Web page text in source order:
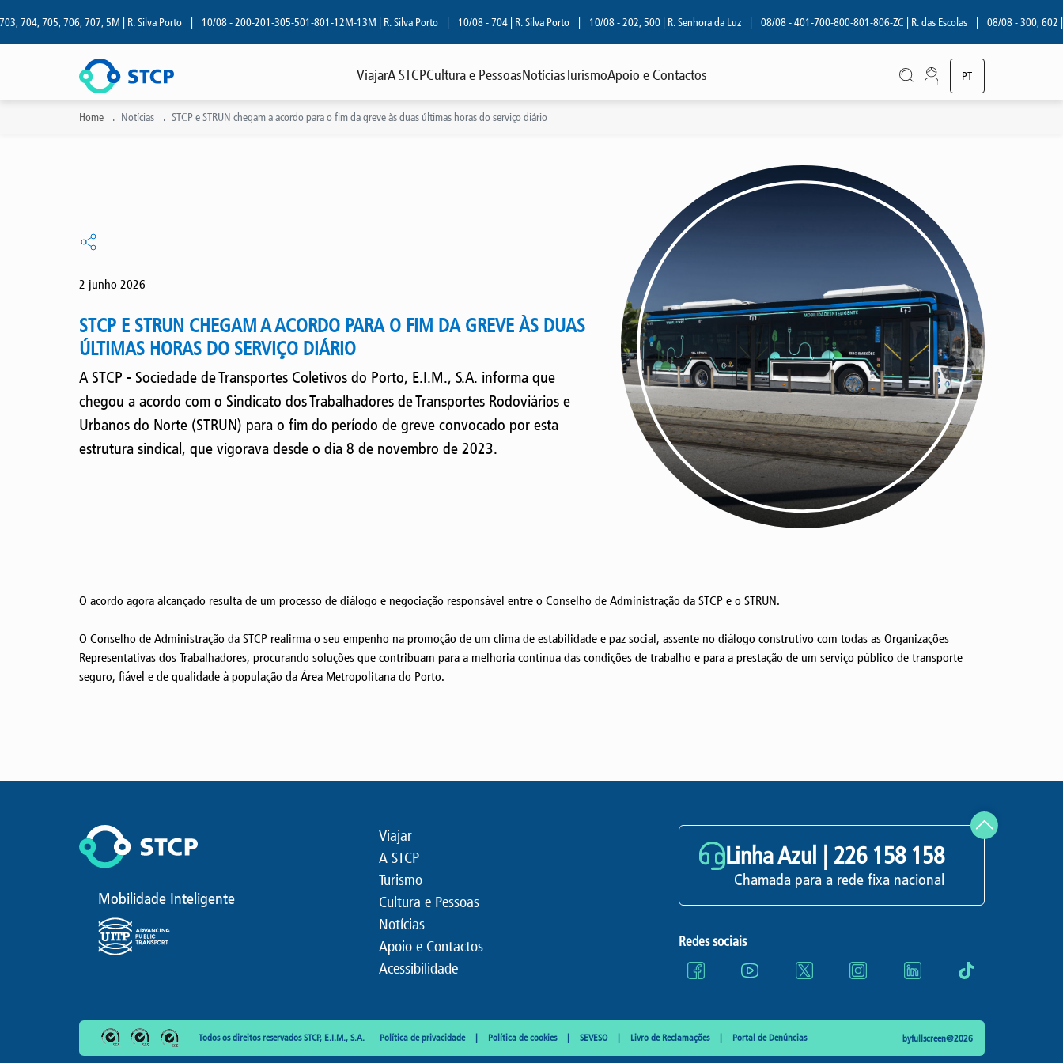
704, 705, 706, 707, 5M | R. Silva Porto | 10/08 - 200-201-305-501-801-12M-13M | R. Silva Porto | 10/08 - 704 | R. Silva Porto | 10/08 - 202, 500 | R. Senhora da Luz | 08/08 - 401-700-800-801-806-ZC | R. das Escolas | 08/08 - 300, 602 |
ViajarA STCPCultura e PessoasNotíciasTurismoApoio e Contactos PT
Home
Notícias STCP e STRUN chegam a acordo para o fim da greve às duas últimas horas do serviço diário
2 junho 2026
STCP E STRUN CHEGAM A ACORDO PARA O FIM DA GREVE ÀS DUAS
ÚLTIMAS HORAS DO SERVIÇO DIÁRIO
A STCP - Sociedade de Transportes Coletivos do Porto, E.I.M., S.A. informa que
chegou a acordo com o Sindicato dos Trabalhadores de Transportes Rodoviários e
Urbanos do Norte (STRUN) para o fim do período de greve convocado por esta
estrutura sindical, que vigorava desde o dia 8 de novembro de 2023.
O acordo agora alcançado resulta de um processo de diálogo e negociação responsável entre o Conselho de Administração da STCP e o STRUN.
O Conselho de Administração da STCP reafirma o seu empenho na promoção de um clima de estabilidade e paz social, assente no diálogo construtivo com todas as Organizações
Representativas dos Trabalhadores, procurando soluções que contribuam para a melhoria contínua das condições de trabalho e para a prestação de um serviço público de transporte
seguro, fiável e de qualidade à população da Área Metropolitana do Porto.
Mobilidade Inteligente
Viajar
A STCP
Turismo
Cultura e Pessoas
Notícias
Apoio e Contactos
Acessibilidade
Linha Azul | 226 158 158
Chamada para a rede fixa nacional
Redes sociais
Todos os direitos reservados STCP, E.I.M., S.A. Política de privacidade Política de cookies SEVESO Livro de Reclamações Portal de Denúncias byfullscreen@2026